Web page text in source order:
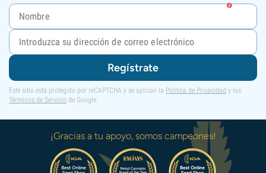
Regístrate
Este sitio está protegido por reCAPTCHA y se aplican la Política de Privacidad y los
Términos de Servicio de Google.
¡Gracias a tu apoyo, somos campeones!